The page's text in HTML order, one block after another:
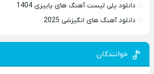
دانلود پلی لیست آهنگ های پاییزی 1404
دانلود آهنگ های انگیزشی 2025
خوانندگان